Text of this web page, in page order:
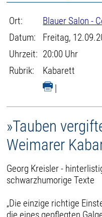
Ort:
Blauer Salon -
Datum:
Freitag,
Uhrzeit: 20:00 Uhr
Rubrik:
Kabarett
|
»Tauben
Weimarer
Georg Kreisler -
schwarzhumorige Texte
„Die einzige richtige
die eines gepflegten